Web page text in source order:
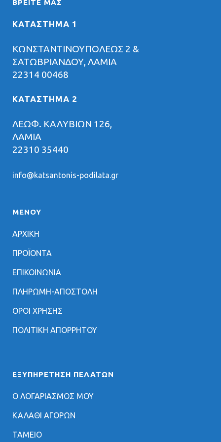
ΒΡΕΊΤΕ ΜΑΣ
ΚΑΤΑΣΤΗΜΑ 1
ΚΩΝΣΤΑΝΤΙΝΟΥΠΟΛΕΩΣ 2 &
ΣΑΤΩΒΡΙΑΝΔΟΥ, ΛΑΜΙΑ
22314 00468
ΚΑΤΑΣΤΗΜΑ 2
ΛΕΩΦ. ΚΑΛΥΒΙΩΝ 126,
ΛΑΜΙΑ
22310 35440
info@katsantonis-podilata.gr
ΜΕΝΟΥ
ΑΡΧΙΚΗ
ΠΡΟΪΟΝΤΑ
ΕΠΙΚΟΙΝΩΝΙΑ
ΠΛΗΡΩΜΗ-ΑΠΟΣΤΟΛΗ
ΟΡΟΙ ΧΡΗΣΗΣ
ΠΟΛΙΤΙΚΗ ΑΠΟΡΡΗΤΟΥ
ΕΞΥΠΗΡΈΤΗΣΗ ΠΕΛΑΤΏΝ
Ο ΛΟΓΑΡΙΑΣΜΟΣ ΜΟΥ
ΚΑΛΑΘΙ ΑΓΟΡΩΝ
ΤΑΜΕΙΟ